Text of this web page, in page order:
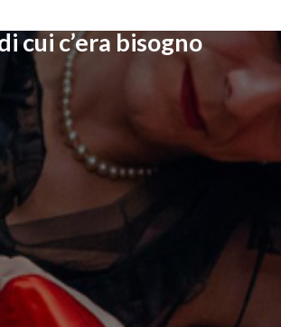
cui c’era bisogno